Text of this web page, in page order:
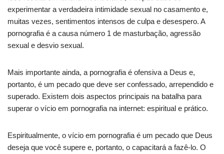
experimentar a verdadeira intimidade sexual no casamento e,
muitas vezes, sentimentos intensos de culpa e desespero. A
pornografia é a causa número 1 de masturbação, agressão
sexual e desvio sexual.
Mais importante ainda, a pornografia é ofensiva a Deus e,
portanto, é um pecado que deve ser confessado, arrependido e
superado. Existem dois aspectos principais na batalha para
superar o vício em pornografia na internet: espiritual e prático.
Espiritualmente, o vício em pornografia é um pecado que Deus
deseja que você supere e, portanto, o capacitará a fazê-lo. O